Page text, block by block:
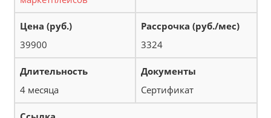
39900 3324
4 месяца Сертификат